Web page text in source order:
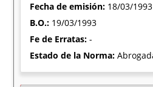
Fecha de emisión: 18/03/1993
B.O.: 19/03/1993
Fe de Erratas:-
Estado de la Norma: